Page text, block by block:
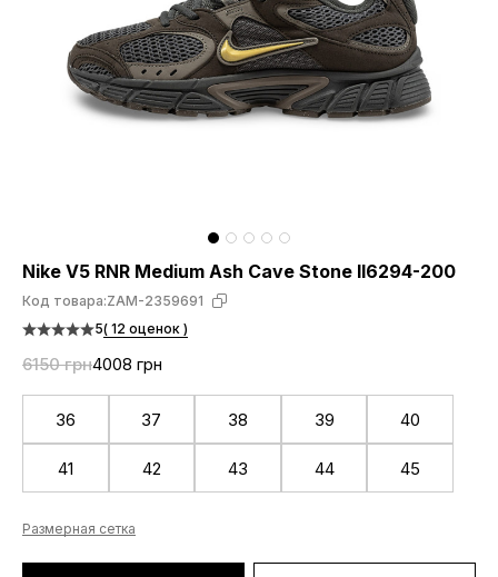
Nike V5 RNR Medium Ash Cave Stone II6294-200
Код товара:ZAM-2359691
5( 12 оценок )
6150 грн4008 грн
36 37 38 39 40
41 42 43 44 45
Размерная сетка